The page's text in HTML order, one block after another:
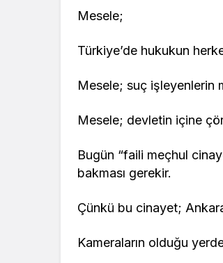
Mesele;
Türkiye’de hukukun
Mesele; suç işleyenlerin
Mesele; devletin içine
Bugün “faili meçhul
bakması gerekir.
Çünkü bu cinayet;
Kameraların olduğu